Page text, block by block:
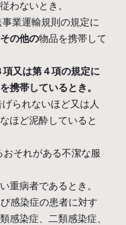
わないとき。
事業運輸規則の規定に
の他の物品を携帯して
項又は第４項の規定に
携帯しているとき。
られないほど又は人
ほど泥酔していると
おそれがある不潔な服
重病者であるとき。
感染症の患者に対す
感染症、二類感染症、